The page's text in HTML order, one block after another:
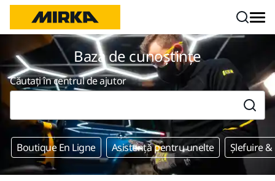
Baza de cunoștințe
Căutați în centrul de ajutor
Boutique En Ligne Asistență pentru unelte Șlefuire